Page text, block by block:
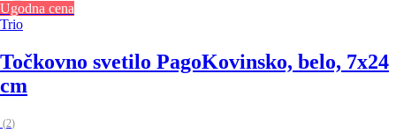
Ugodna cena
Trio
Točkovno svetilo PagoKovinsko, belo, 7x24
cm
(2)